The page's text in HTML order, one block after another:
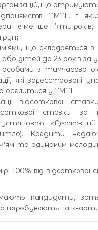
що
підприємств ТМТГ, в
не менше п’яти років;
;
що складається
дітей до 23 років за
особами з тимчасово
які зареєстровані
оселитися у ТМТГ.
відсоткової
ставки
установою
Кредити
та одиноким
100% від
кандидати,
перебувають на